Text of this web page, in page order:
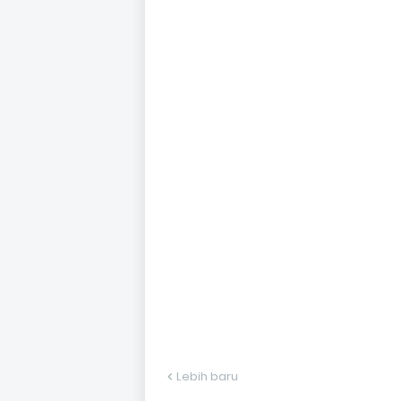
Lebih baru